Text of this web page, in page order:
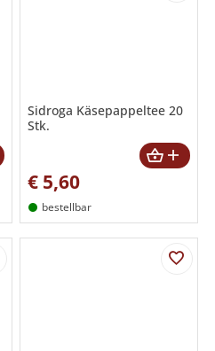
Sidroga Käsepappeltee 20
Stk.
€ 5,60
bestellbar